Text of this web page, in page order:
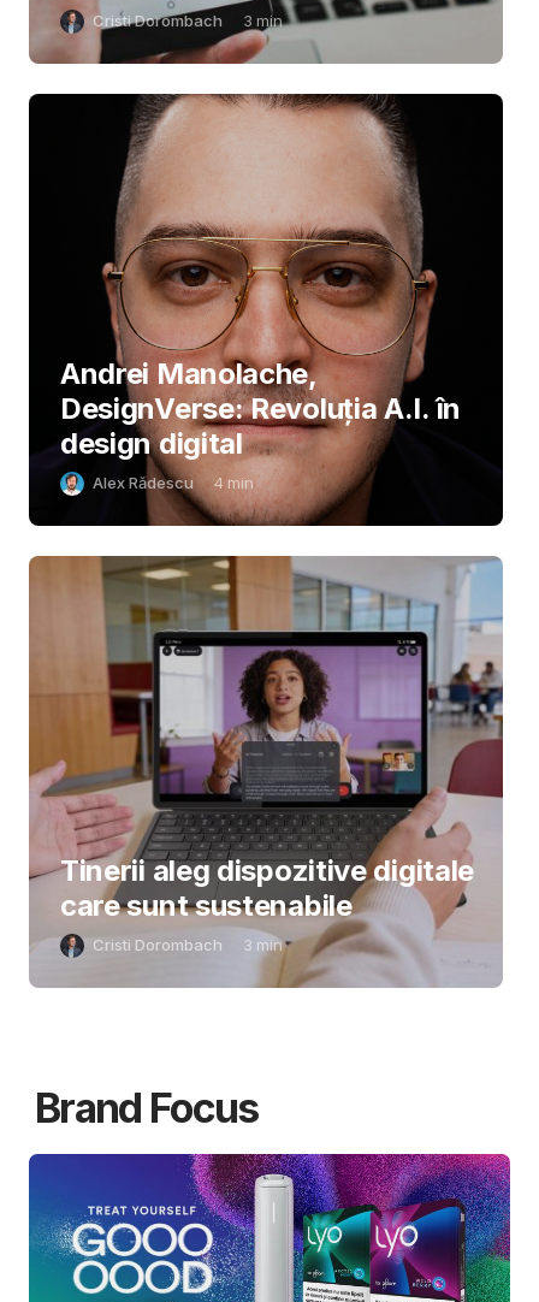
Cristi Dorombach 3 min
Andrei Manolache,
DesignVerse: Revoluția A.I. în
design digital
Alex Rădescu 4 min
Tinerii aleg dispozitive digitale
care sunt sustenabile
Cristi Dorombach 3 min
Brand Focus